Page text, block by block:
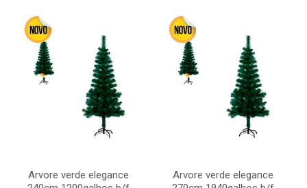
Arvore verde elegance
Arvore verde elegance